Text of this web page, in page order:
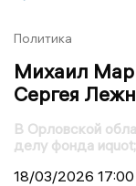
Политика
Михаил
Сергея
В Орловской
делу фонда
18/03/2026 17:00